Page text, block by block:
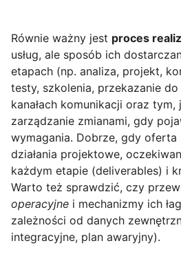
Równie ważny jest proces
usług, ale sposób ich
etapach (np. analiza, projekt,
testy, szkolenia, przekazanie
kanałach komunikacji oraz tym,
zarządzanie zmianami, gdy
wymagania. Dobrze, gdy oferta
działania projektowe,
każdym etapie (deliverables) i
Warto też sprawdzić, czy
operacyjne i mechanizmy ich
zależności od danych
integracyjne, plan awaryjny).